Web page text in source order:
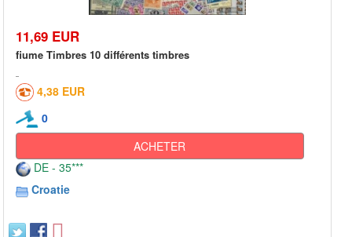
11,69 EUR
fiume Timbres 10 différents timbres
4,38 EUR
0
ACHETER
DE - 35***
Croatie